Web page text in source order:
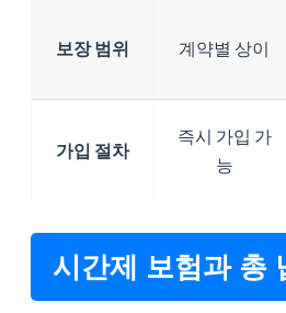
보장 범위 계약별 상이
가입 절차
즉시 가입 가
능
시간제 보험과 총